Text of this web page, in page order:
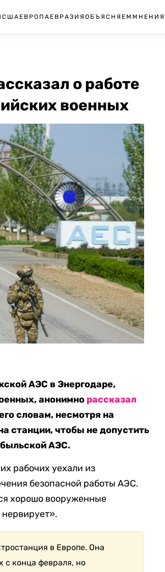
США ЕВРОПА ЕВРАЗИЯ ОБЪЯСНЯЕМ МНЕНИЯ
о работе
военных
АЭС в Энергодаре,
анонимно рассказал
словам, несмотря на
станции, чтобы не допустить
АЭС.
рабочих уехали из
безопасной работы АЭС.
хорошо вооруженные
в Европе. Она
с конца февраля, но